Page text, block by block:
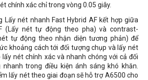
chính xác chỉ trong vòng 0.05 giây.
Lấy nét nhanh Fast Hybrid AF kết hợp giữa
(Lấy nét tự động theo pha) và contrast-
tự động theo nhận diện tương phản) để
khoảng cách tới đối tượng chụp và lấy nét
lấy nét chính xác và nhanh chóng với cả đối
trong điều kiện ánh sáng khó khăn.
lấy nét theo giai đoạn sẽ hỗ trợ A6500 cho